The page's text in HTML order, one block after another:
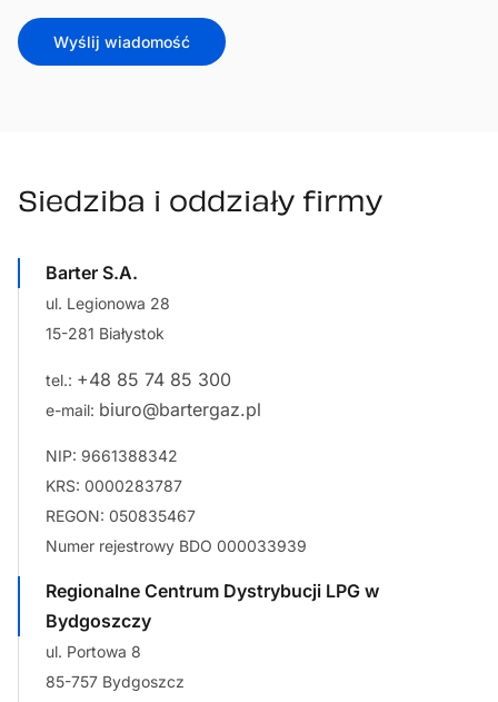
Wyślij wiadomość
Siedziba i oddziały firmy
Barter S.A.
ul. Legionowa 28
15-281 Białystok
tel.: +48 85 74 85 300
e-mail: biuro@bartergaz.pl
NIP: 9661388342
KRS: 0000283787
REGON: 050835467
Numer rejestrowy BDO 000033939
Regionalne Centrum Dystrybucji LPG w
Bydgoszczy
ul. Portowa 8
85-757 Bydgoszcz